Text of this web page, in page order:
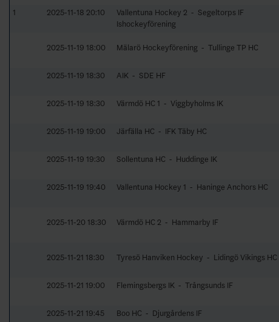
1
2025-11-18 20:10
Vallentuna Hockey 2 - Segeltorps IF
Ishockeyförening
2025-11-19 18:00 Mälarö Hockeyförening - Tullinge TP HC
2025-11-19 18:30
AIK - SDE HF
2025-11-19 18:30
Värmdö HC 1 - Viggbyholms IK
2025-11-19 19:00
Järfälla HC - IFK Täby HC
2025-11-19 19:30
Sollentuna HC - Huddinge IK
2025-11-19 19:40
Vallentuna Hockey 1 - Haninge Anchors HC
2025-11-20 18:30 Värmdö HC 2 - Hammarby IF
2025-11-21 18:30 Tyresö Hanviken Hockey - Lidingö Vikings HC
2025-11-21 19:00
Flemingsbergs IK - Trångsunds IF
2025-11-21 19:45
Boo HC - Djurgårdens IF